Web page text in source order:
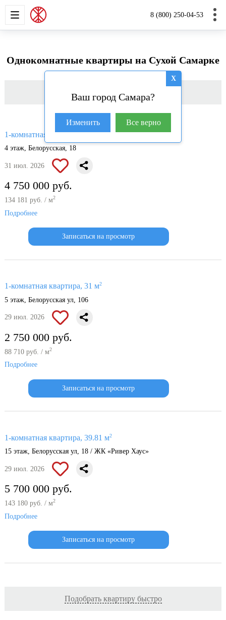
8 (800) 250-04-53
НОВОСТРОЙКИ ДОМА И
X
Ваш город Самара?
Изменить Все верно
Однокомнатные квартиры на Сухой Самарке
Фильтр
1-комнатная квартира, 35.4 м2
4 этаж, Белорусская, 18
31 июл. 2026
4 750 000 руб.
134 181 руб. / м2
Подробнее
Записаться на просмотр
1-комнатная квартира, 31 м2
5 этаж, Белорусская ул, 106
29 июл. 2026
2 750 000 руб.
88 710 руб. / м2
Подробнее
Записаться на просмотр
1-комнатная квартира, 39.81 м2
15 этаж, Белорусская ул, 18 / ЖК «Ривер Хаус»
29 июл. 2026
5 700 000 руб.
143 180 руб. / м2
Подробнее
Записаться на просмотр
Подобрать квартиру быстро